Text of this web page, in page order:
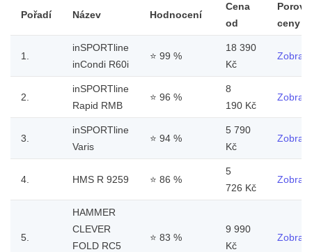
Pořadí Název Hodnocení
Cena
od
ceny
1.
inSPORTline
inCondi R60i
⭐ 99 %
18 390
Kč
2.
inSPORTline
Rapid RMB
⭐ 96 %
8
190 Kč
3.
inSPORTline
Varis
⭐ 94 %
5 790
Kč
4. HMS R 9259 ⭐ 86 %
5
726 Kč
5.
HAMMER
CLEVER
FOLD RC5
⭐ 83 %
9 990
Kč